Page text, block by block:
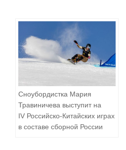
Сноубордистка Мария
Травиничева выступит на
IV Российско-Китайских играх
в составе сборной России